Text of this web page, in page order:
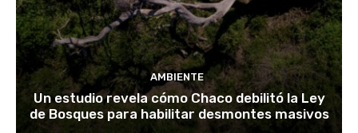
AMBIENTE
Un estudio revela cómo Chaco debilitó la Ley
de Bosques para habilitar desmontes masivos